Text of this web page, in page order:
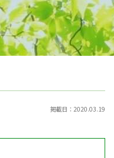
掲載日：2020.03.19